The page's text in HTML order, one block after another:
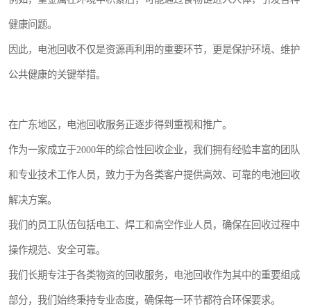
健康问题。
因此，电池回收不仅是资源再利用的重要环节，更是保护环境、维护
公共健康的关键举措。
在广东地区，电池回收服务正逐步得到重视和推广。
作为一家成立于2000年的综合性回收企业，我们拥有经验丰富的团队
和专业技术工作人员，致力于为各类客户提供高效、可靠的电池回收
解决方案。
我们的员工队伍包括电工、焊工和高空作业人员，确保在回收过程中
操作规范、安全可靠。
我们长期专注于各类物资的回收服务，电池回收作为其中的重要组成
部分，我们始终秉持专业态度，确保每一环节都符合环保要求。